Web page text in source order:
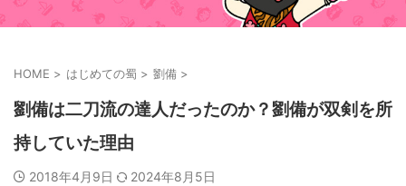
HOME > はじめての蜀 > 劉備 >
劉備は二刀流の達人だったのか？劉備が双剣を所
持していた理由
2018年4月9日 2024年8月5日